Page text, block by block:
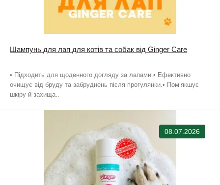
Шампунь для лап для котів та собак від Ginger Care
• Підходить для щоденного догляду за лапами.• Ефективно
очищує від бруду та забруднень після прогулянки.• Пом’якшує
шкіру й захища..
08.07.2026